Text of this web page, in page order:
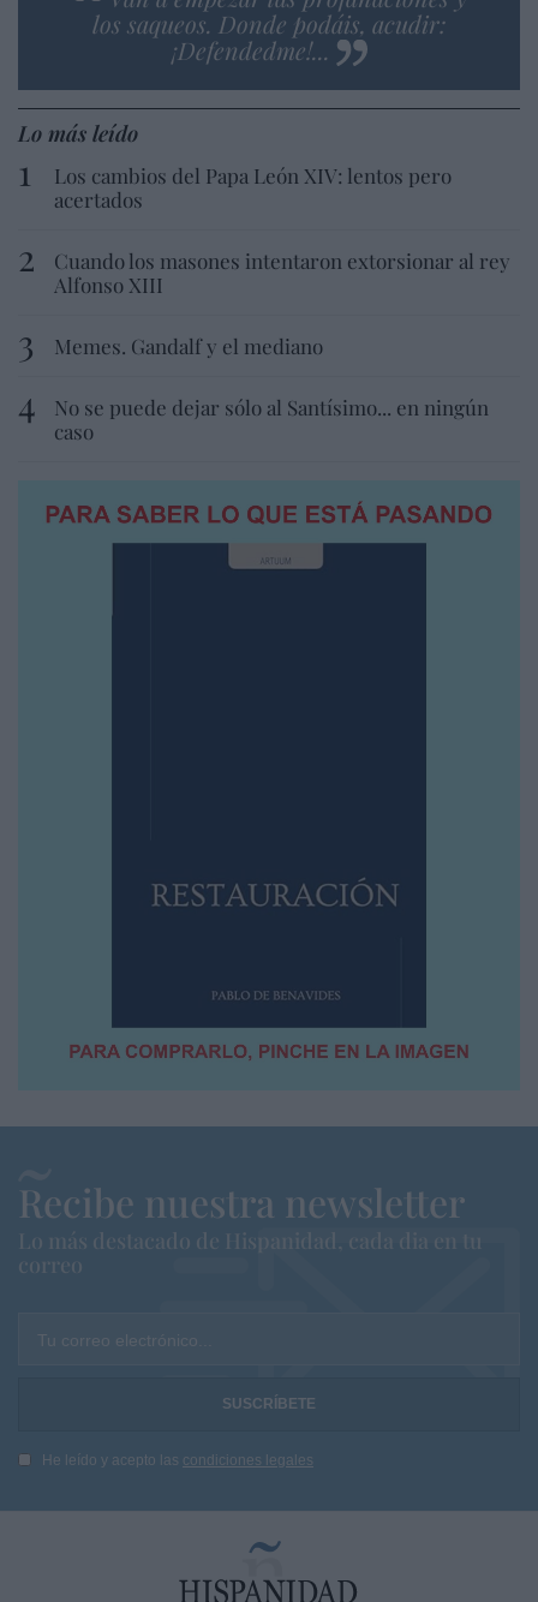
los saqueos. Donde podáis, acudir:
¡Defendedme!...
Lo más leído
Los cambios del Papa León XIV: lentos pero
acertados
Cuando los masones intentaron extorsionar al rey
Alfonso XIII
Memes. Gandalf y el mediano
No se puede dejar sólo al Santísimo... en ningún
caso
Recibe nuestra newsletter
Lo más destacado de Hispanidad, cada dia en tu
correo
Tu correo electrónico...
He leído y acepto las condiciones legales